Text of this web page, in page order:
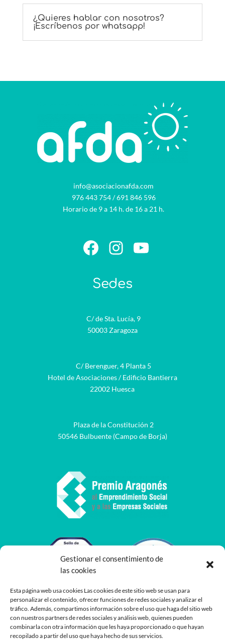
Gestionar el consentimiento de
las cookies
Esta página web usa cookies Las cookies de este sitio web se usan para
personalizar el contenido, ofrecer funciones de redes sociales y analizar el
tráfico. Además, compartimos información sobre el uso que haga del sitio web
con nuestros partners de redes sociales y análisis web, quienes pueden
combinarla con otra información que les haya proporcionado o que hayan
recopilado a partir del uso que haya hecho de sus servicios.
¿Quieres hablar con nosotros?
¡Escríbenos por whatsapp!
info@asociacionafda.com
976 443 754/691 846 596
Horario de 9 a 14 h. de 16 a 21 h.
Facebook
Instagram
YouTube
Sedes
C/ de Sta. Lucía, 9
50003 Zaragoza
C/ Berenguer, 4 Planta 5
Hotel de Asociaciones / Edificio Bantierra
22002 Huesca
Plaza de la Constitución 2
50546 Bulbuente (Campo de Borja)